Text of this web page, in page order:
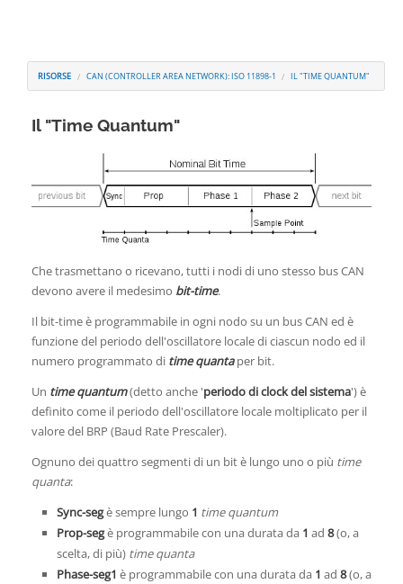
RISORSE CAN (CONTROLLER AREA NETWORK): ISO 11898-1 IL "TIME QUANTUM"
Il "Time Quantum"
Che trasmettano o ricevano, tutti i nodi di uno stesso bus CAN
devono avere il medesimo bit-time.
Il bit-time è programmabile in ogni nodo su un bus CAN ed è
funzione del periodo dell'oscillatore locale di ciascun nodo ed il
numero programmato di time quantaper bit.
Un time quantum(detto anche 'periodo di clock del sistema') è
definito come il periodo dell'oscillatore locale moltiplicato per il
valore del BRP (Baud Rate Prescaler).
Ognuno dei quattro segmenti di un bit è lungo uno o più time
quanta:
Sync-segè sempre lungo 1 time quantum
Prop-segè programmabile con una durata da 1 ad 8(o, a
scelta, di più) time quanta
Phase-seg1 è programmabile con una durata da 1 ad 8(o, a